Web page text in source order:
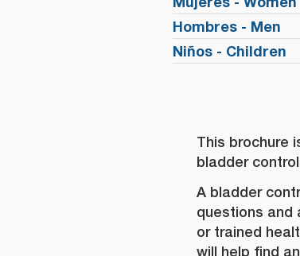
Hombres - Men
Niños - Children
This brochure
bladder
A bladder
questions and
or trained
will help find